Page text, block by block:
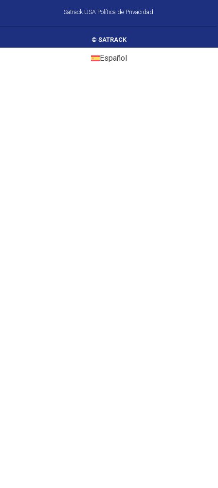
© SATRACK
Satrack USA Política de Privacidad
Español